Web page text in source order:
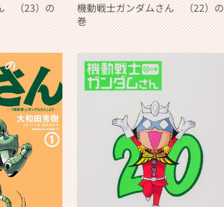
（23）の
機動戦士ガンダムさん （22）の
巻